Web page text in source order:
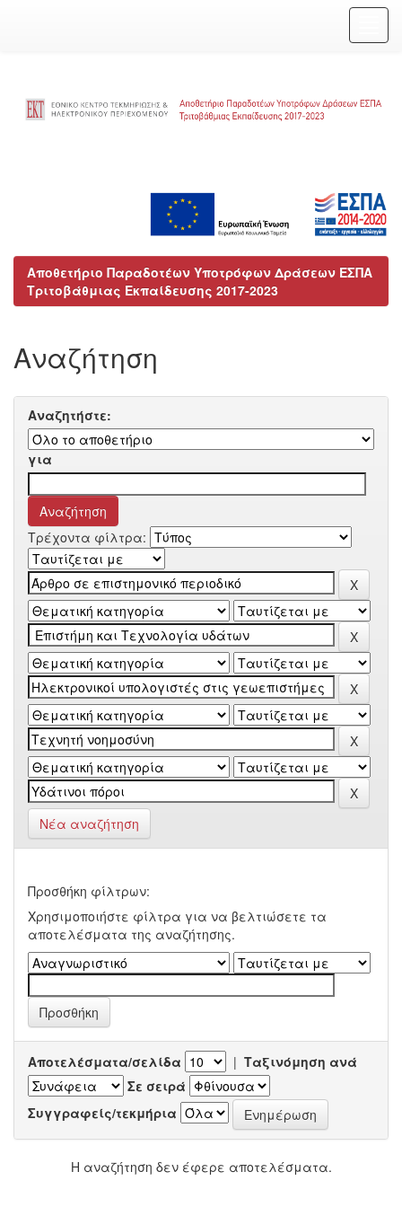
Αποθετήριο Παραδοτέων Υποτρόφων Δράσεων ΕΣΠΑ
Τριτοβάθμιας Εκπαίδευσης 2017-2023
Αναζήτηση
Αναζητήστε:
για
Τρέχοντα φίλτρα:
Νέα αναζήτηση
Προσθήκη φίλτρων:
Χρησιμοποιήστε φίλτρα για να βελτιώσετε τα
αποτελέσματα της αναζήτησης.
Αποτελέσματα/σελίδα | Ταξινόμηση ανά
Σε σειρά
Συγγραφείς/τεκμήρια
Η αναζήτηση δεν έφερε αποτελέσματα.